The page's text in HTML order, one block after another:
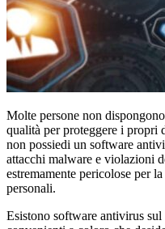
Molte persone non
qualità per proteggere i propri
non possiedi un software
attacchi malware e violazioni
estremamente pericolose per
personali.
Esistono software antivirus